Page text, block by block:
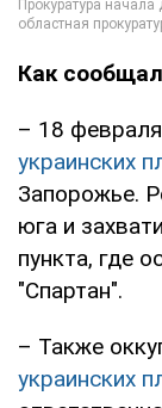
Как сообщал
– 18
украинских
Запорожье.
юга и
пункта, где
"Спартан".
– Также
украинских